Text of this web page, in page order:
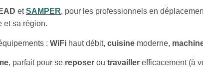
etSAMPER, pour les professionnels en
et sa région.
: WiFi haut débit, cuisine moderne,
, parfait pour se reposer ou travailler efficacement (à